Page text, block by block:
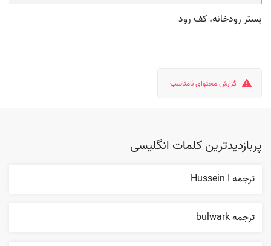
بستر رودخانه، کف رود
گزارش محتوای نامناسب
پربازدیدترین کلمات انگلیسی
ترجمه Hussein I
ترجمه bulwark